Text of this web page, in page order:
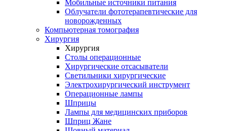
Мобильные источники питания
Облучатели фототерапевтические для
новорожденных
Компьютерная томография
Хирургия
Хирургия
Столы операционные
Хирургические отсасыватели
Светильники хирургические
Электрохирургический инструмент
Операционные лампы
Шприцы
Лампы для медицинских приборов
Шприц Жане